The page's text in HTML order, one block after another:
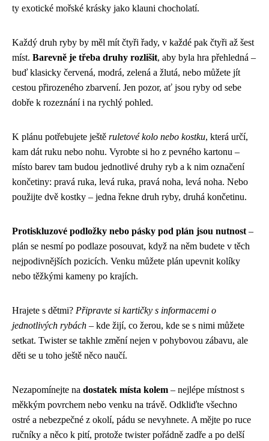
ty exotické mořské krásky jako klauni chocholatí.
Každý druh ryby by měl mít čtyři řady, v každé pak čtyři až šest
míst. Barevně je třeba druhy rozlišit, aby byla hra přehledná –
buď klasicky červená, modrá, zelená a žlutá, nebo můžete jít
cestou přirozeného zbarvení. Jen pozor, ať jsou ryby od sebe
dobře k rozeznání i na rychlý pohled.
K plánu potřebujete ještě ruletové kolo nebo kostku, která určí,
kam dát ruku nebo nohu. Vyrobte si ho z pevného kartonu –
místo barev tam budou jednotlivé druhy ryb a k nim označení
končetiny: pravá ruka, levá ruka, pravá noha, levá noha. Nebo
použijte dvě kostky – jedna řekne druh ryby, druhá končetinu.
Protiskluzové podložky nebo pásky pod plán jsou nutnost –
plán se nesmí po podlaze posouvat, když na něm budete v těch
nejpodivnějších pozicích. Venku můžete plán upevnit kolíky
nebo těžkými kameny po krajích.
Hrajete s dětmi? Připravte si kartičky s informacemi o
jednotlivých rybách – kde žijí, co žerou, kde se s nimi můžete
setkat. Twister se takhle změní nejen v pohybovou zábavu, ale
děti se u toho ještě něco naučí.
Nezapomínejte na dostatek místa kolem – nejlépe místnost s
měkkým povrchem nebo venku na trávě. Odkliďte všechno
ostré a nebezpečné z okolí, pádu se nevyhnete. A mějte po ruce
ručníky a něco k pití, protože twister pořádně zadře a po delší